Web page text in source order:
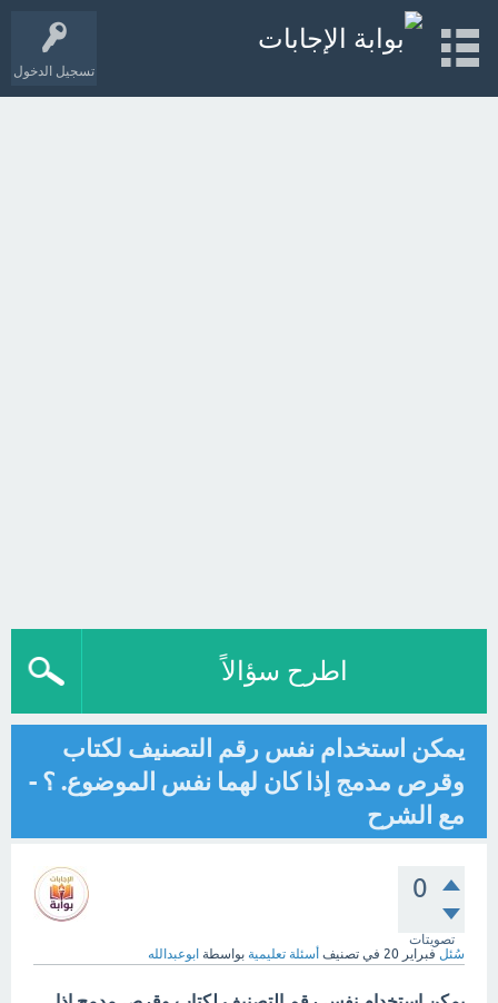
تسجيل الدخول
اطرح سؤالاً
يمكن استخدام نفس رقم التصنيف لكتاب
وقرص مدمج إذا كان لهما نفس الموضوع. ؟ -
مع الشرح
0
تصويتات
سُئل فبراير 20 في تصنيف أسئلة تعليمية بواسطة ابوعبدالله